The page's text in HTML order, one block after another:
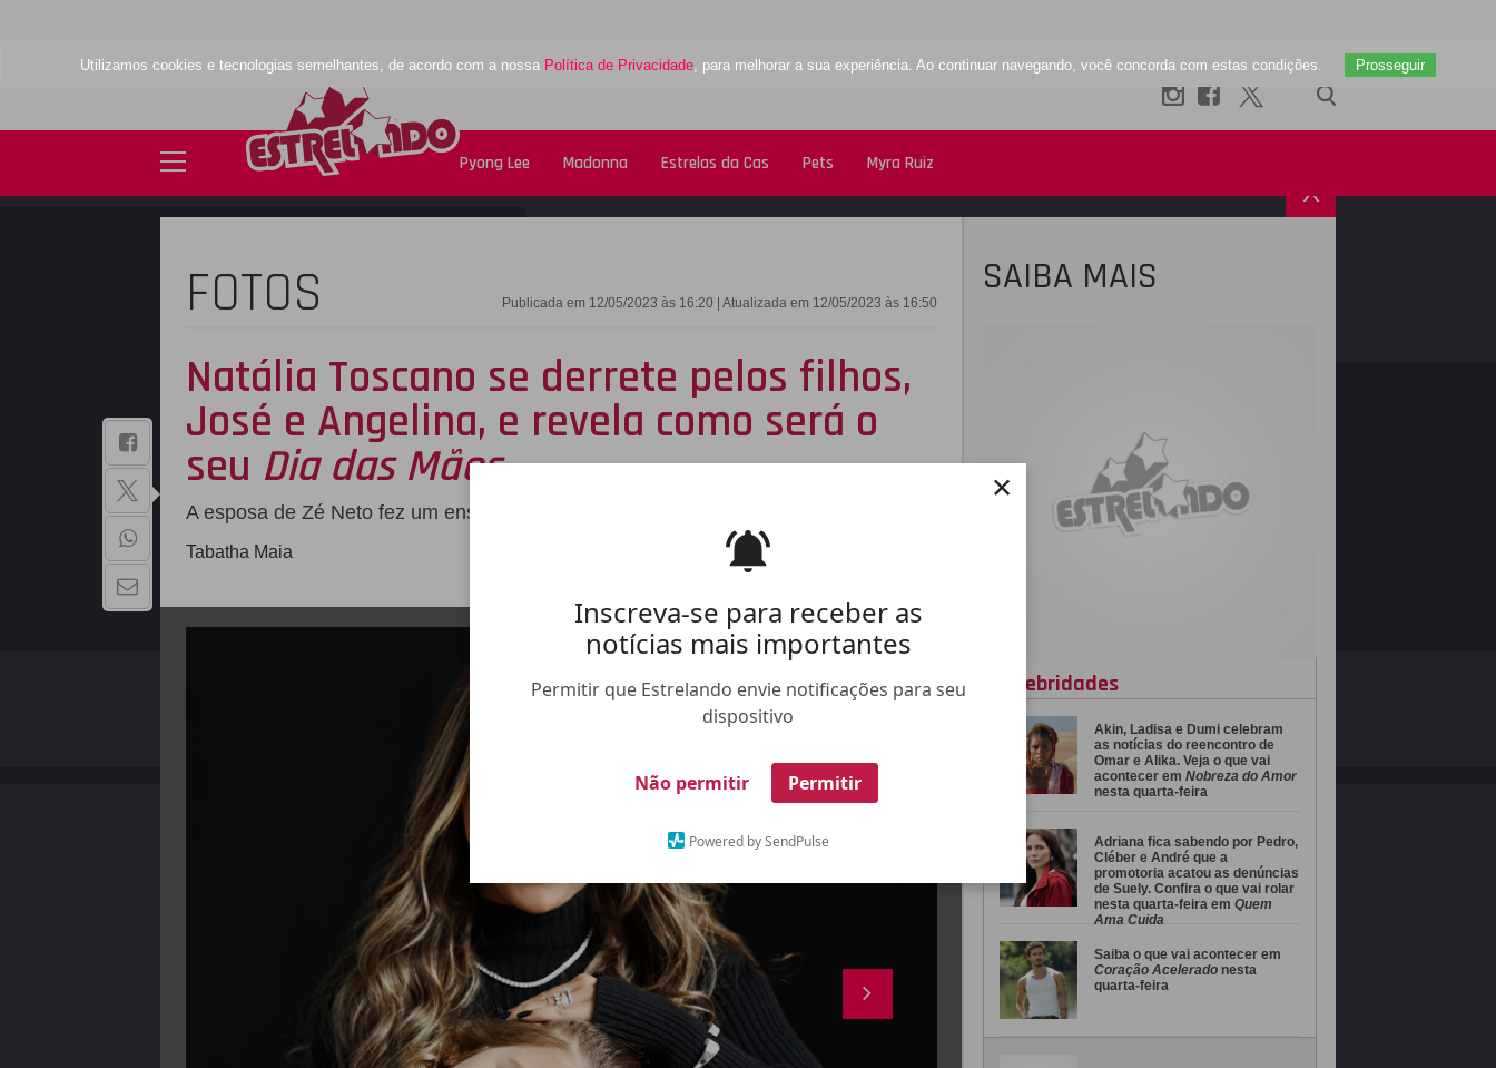
Inscreva-se para receber as
notícias mais importantes
Permitir que Estrelando envie notificações para seu
dispositivo
Não permitir Permitir
Powered by SendPulse
×
Utilizamos cookies e tecnologias semelhantes, de acordo com a nossa Política de Privacidade, para melhorar a sua experiência. Ao continuar navegando, você concorda com estas condições. Prosseguir
Pyong Lee Madonna Estrelas da Cas Pets Myra Ruiz
X
FOTOS Publicada em 12/05/2023 às 16:20 | Atualizada em 12/05/2023 às 16:50
Natália Toscano se derrete pelos filhos,
José e Angelina, e revela como será o
seu Dia das Mães
A esposa de Zé Neto fez um ensaio lindíssimo ao lado dos herdeiros
Tabatha Maia
SAIBA MAIS
celebridades
Akin, Ladisa e Dumi celebram
as notícias do reencontro de
Omar e Alika. Veja o que vai
acontecer em Nobreza do Amor
nesta quarta-feira
Adriana fica sabendo por Pedro,
Cléber e André que a
promotoria acatou as denúncias
de Suely. Confira o que vai rolar
nesta quarta-feira em Quem
Ama Cuida
Saiba o que vai acontecer em
Coração Acelerado nesta
quarta-feira
TWITTER INSTAGRAM
BAIXE NOSSO
APLICATIVO
FALE CONOSCO ANUNCIE NO ESTRELANDO TRABALHE NO ESTRELANDO
Copyright - 2026 | Todos os direitos reservados Desenvolvido por